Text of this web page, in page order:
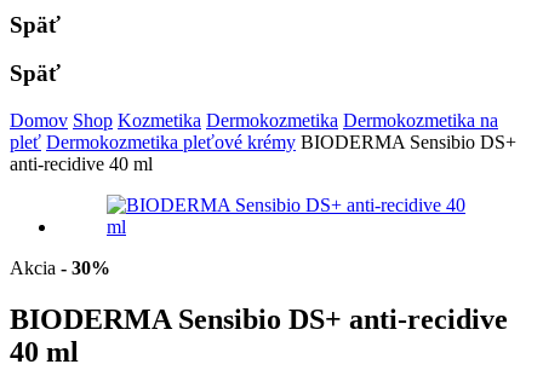
Späť
Späť
Domov Shop Kozmetika Dermokozmetika Dermokozmetika na
pleť Dermokozmetika pleťové krémy BIODERMA Sensibio DS+
anti-recidive 40 ml
Akcia - 30%
BIODERMA Sensibio DS+ anti-recidive
40 ml